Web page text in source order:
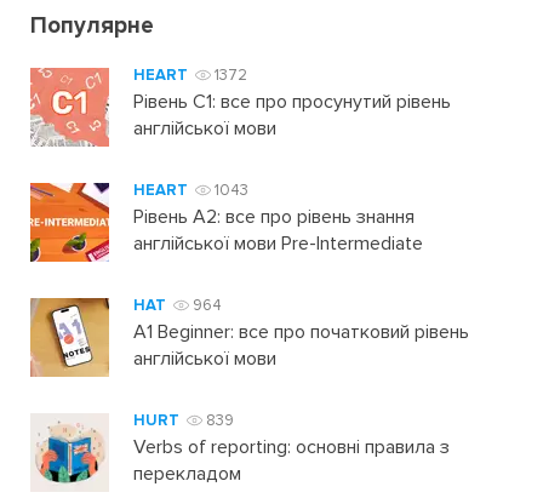
Популярне
HEART 1372
Рівень C1: все про просунутий рівень
англійської мови
HEART 1043
Рівень А2: все про рівень знання
англійської мови Pre-Intermediate
HAT 964
A1 Beginner: все про початковий рівень
англійської мови
HURT 839
Verbs of reporting: основні правила з
перекладом